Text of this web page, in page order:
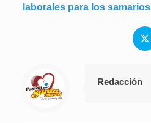
laborales para los samarios
Redacción